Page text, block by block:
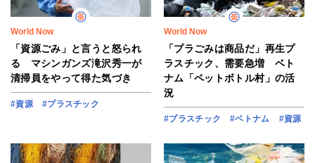
World Now
「資源ごみ」と言うと怒られ
る マシンガンズ滝沢秀一が
清掃員をやって得た気づき
#資源 #プラスチック
World Now
「プラごみは商品だ」再生プ
ラスチック、需要急増 ベト
ナム「ペットボトル村」の活
況
#プラスチック #ベトナム #資源